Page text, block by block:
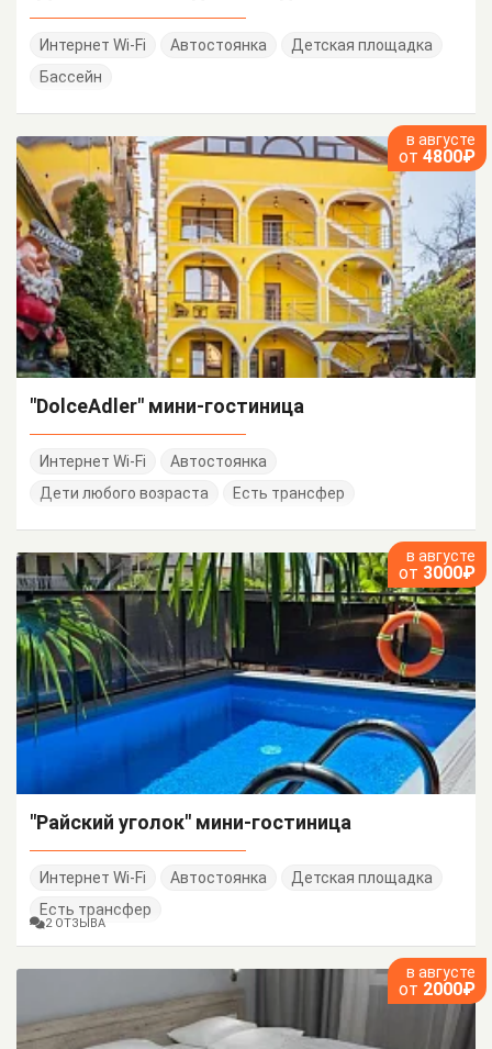
Интернет Wi-Fi Автостоянка
Детская площадка
Бассейн
в августе
от 4800₽
"DolceAdler" мини-гостиница
Интернет Wi-Fi
Автостоянка
Дети любого возраста
Есть трансфер
в августе
от 3000₽
"Райский уголок" мини-гостиница
Интернет Wi-Fi Автостоянка
Детская площадка
Есть трансфер
2 ОТЗЫВА
в августе
от 2000₽